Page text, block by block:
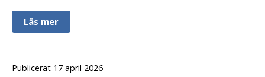
Läs mer
Publicerat 17 april 2026